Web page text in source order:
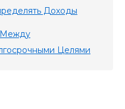
Доходы
Между
Целями